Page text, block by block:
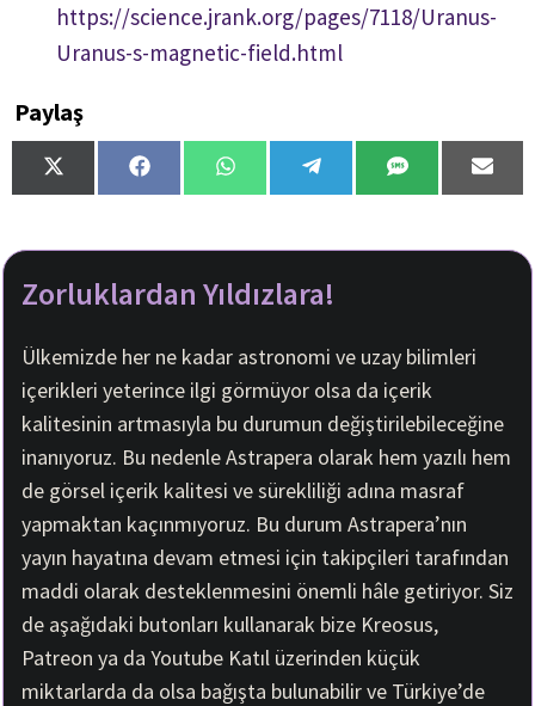
https://science.jrank.org/pages/7118/Uranus-
Uranus-s-magnetic-field.html
Paylaş
h
e
o
n
(
T
w
i
t
t
e
r
)
S
h
e
o
n
a
c
e
b
o
o
k
S
h
e
o
n
h
a
t
s
A
p
p
S
h
e
o
n
e
l
e
g
r
a
m
S
h
e
M
S
S
h
e
l
Zorluklardan Yıldızlara!
Ülkemizde her ne kadar astronomi ve uzay bilimleri
içerikleri yeterince ilgi görmüyor olsa da içerik
kalitesinin artmasıyla bu durumun değiştirilebileceğine
inanıyoruz. Bu nedenle Astrapera olarak hem yazılı hem
de görsel içerik kalitesi ve sürekliliği adına masraf
yapmaktan kaçınmıyoruz. Bu durum Astrapera’nın
yayın hayatına devam etmesi için takipçileri tarafından
maddi olarak desteklenmesini önemli hâle getiriyor. Siz
de aşağıdaki butonları kullanarak bize Kreosus,
Patreon ya da Youtube Katıl üzerinden küçük
miktarlarda da olsa bağışta bulunabilir ve Türkiye’de